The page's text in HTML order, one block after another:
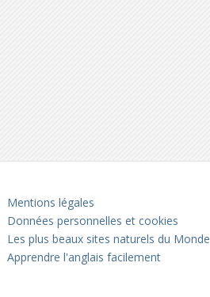
Mentions légales
Données personnelles et cookies
Les plus beaux sites naturels du Monde
Apprendre l'anglais facilement